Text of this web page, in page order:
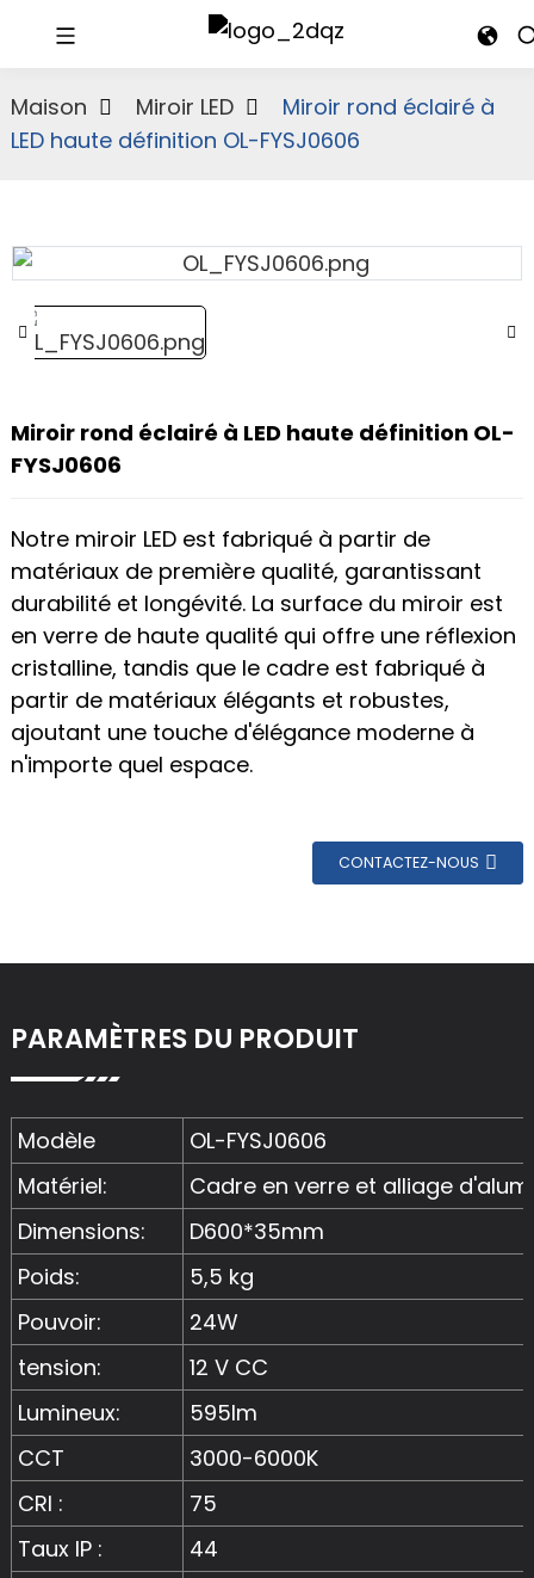
Maison Miroir LED
Miroir rond éclairé à
LED haute définition OL-FYSJ0606
Miroir rond éclairé à LED haute définition OL-
FYSJ0606
Notre miroir LED est fabriqué à partir de
matériaux de première qualité, garantissant
durabilité et longévité. La surface du miroir est
en verre de haute qualité qui offre une réflexion
cristalline, tandis que le cadre est fabriqué à
partir de matériaux élégants et robustes,
ajoutant une touche d'élégance moderne à
n'importe quel espace.
CONTACTEZ-NOUS
PARAMÈTRES DU PRODUIT
Modèle
OL-FYSJ0606
Matériel:
Cadre en verre et alliage
Dimensions:
D600*35mm
Poids:
5,5 kg
Pouvoir:
24W
tension:
12 V CC
Lumineux:
595lm
CCT
3000-6000K
CRI :
75
Taux IP :
44